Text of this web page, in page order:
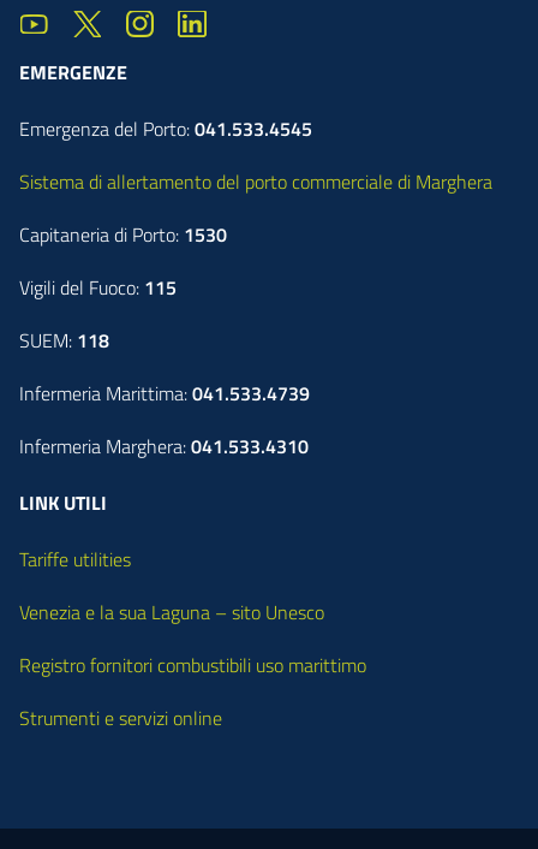
EMERGENZE
Emergenza del Porto:041.533.4545
Sistema di allertamento del porto commerciale di Marghera
Capitaneria di Porto: 1530
Vigili del Fuoco: 115
SUEM: 118
Infermeria Marittima:041.533.4739
Infermeria Marghera:041.533.4310
LINK UTILI
Tariffe utilities
Venezia e la sua Laguna – sito Unesco
Registro fornitori combustibili uso marittimo
Strumenti e servizi online